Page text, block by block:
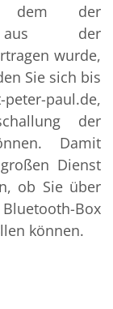
dem der
aus der
wurde,
Sie sich bis
paul.de,
der
Damit
Dienst
ob Sie über
Box
können.